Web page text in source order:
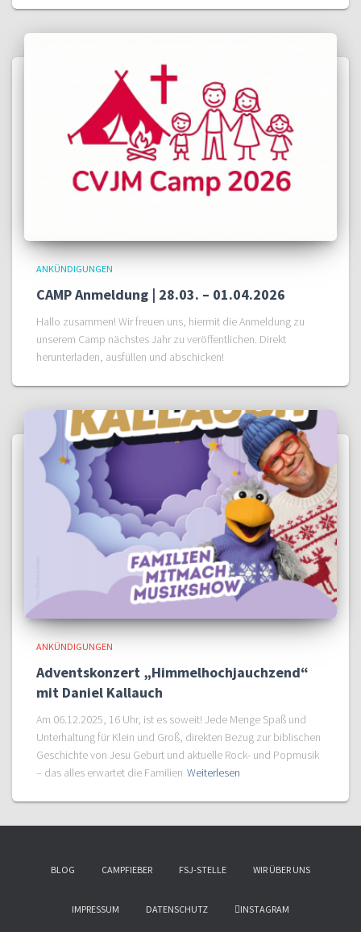
ANKÜNDIGUNGEN
CAMP Anmeldung | 28.03. – 01.04.2026
Hallo zusammen! Wir freuen uns, hiermit die Anmeldung zu
unserem Camp nächstes Jahr zu veröffentlichen. Direkt
herunterladen, ausfüllen und abschicken!
ANKÜNDIGUNGEN
Adventskonzert „Himmelhochjauchzend“
mit Daniel Kallauch
Am 06.12.2025, 16 Uhr, ist es soweit! Jede Menge Spaß und
Unterhaltung für Klein und Groß, direkten Bezug zur biblischen
Geschichte von Jesu Geburt und aktuelle Rock- und Popmusik
– das alles erwartet die Familien Weiterlesen
BLOG CAMPFIEBER FSJ-STELLE WIR ÜBER UNS
IMPRESSUM DATENSCHUTZ INSTAGRAM